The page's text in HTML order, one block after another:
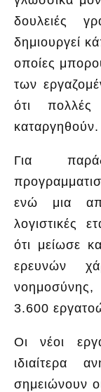
δουλειές
δημιουργεί
οποίες
των
ότι
καταργηθούν.
Για
ενώ μια
λογιστικές
ότι μείωσε
ερευνών
3.600
Οι νέοι
ιδιαίτερα
σημειώνουν